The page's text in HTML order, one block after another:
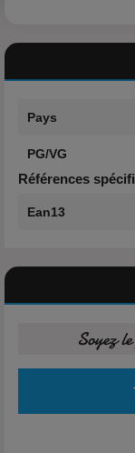
Gamme:
Composition
Propylène Glycol
Glycérine Végétale
Pays
PG/VG
Références
Ean13
Soyez